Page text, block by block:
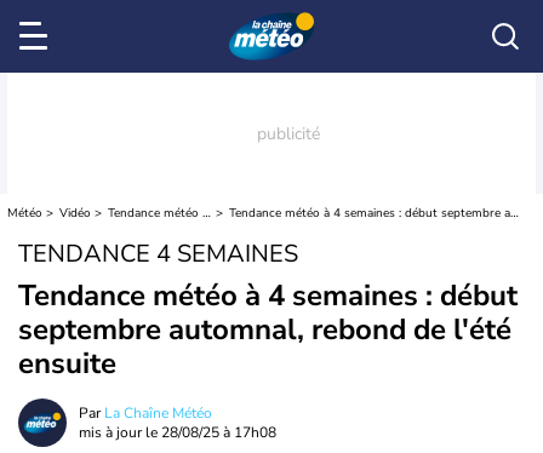
Météo Vidéo Tendance météo à 4 semaines Tendance météo à 4 semaines : début septembre automnal, rebond de l'été ensuite
TENDANCE 4 SEMAINES
Tendance météo à 4 semaines : début
septembre automnal, rebond de l'été
ensuite
ParLa Chaîne Météo
mis à jour le 28/08/25 à 17h08